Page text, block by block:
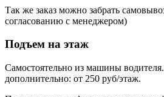
Так же заказ можно забрать
согласованию с менеджером)
Подъем на этаж
Самостоятельно из машины
дополнительно: от 250 руб/этаж.